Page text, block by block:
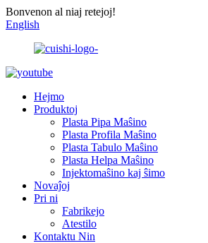
Bonvenon al niaj retejoj!
English
Hejmo
Produktoj
Plasta Pipa Maŝino
Plasta Profila Maŝino
Plasta Tabulo Maŝino
Plasta Helpa Maŝino
Injektomaŝino kaj ŝimo
Novaĵoj
Pri ni
Fabrikejo
Atestilo
Kontaktu Nin